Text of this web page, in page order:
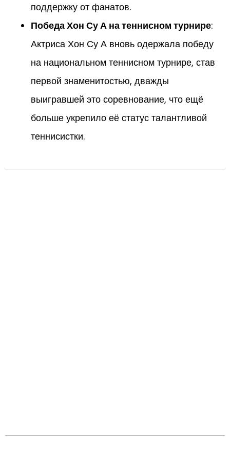
поддержку от фанатов.
Победа Хон Су А на теннисном турнире:
Актриса Хон Су А вновь одержала победу
на национальном теннисном турнире, став
первой знаменитостью, дважды
выигравшей это соревнование, что ещё
больше укрепило её статус талантливой
теннисистки.